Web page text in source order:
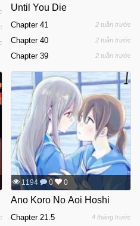
Until You Die
Chapter 41 2 tuần trước
Chapter 40 2 tuần trước
Chapter 39 2 tuần trước
1194 0 0
Ano Koro No Aoi Hoshi
Chapter 21.5 4 tháng trước